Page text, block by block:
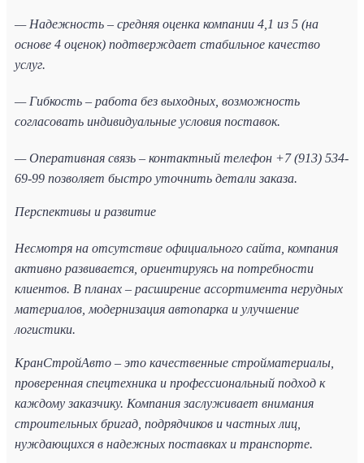
— Надежность – средняя оценка компании 4,1 из 5 (на
основе 4 оценок) подтверждает стабильное качество
услуг.
— Гибкость – работа без выходных, возможность
согласовать индивидуальные условия поставок.
— Оперативная связь – контактный телефон +7 (913) 534-
69-99 позволяет быстро уточнить детали заказа.
Перспективы и развитие
Несмотря на отсутствие официального сайта, компания
активно развивается, ориентируясь на потребности
клиентов. В планах – расширение ассортимента нерудных
материалов, модернизация автопарка и улучшение
логистики.
КранСтройАвто – это качественные стройматериалы,
проверенная спецтехника и профессиональный подход к
каждому заказчику. Компания заслуживает внимания
строительных бригад, подрядчиков и частных лиц,
нуждающихся в надежных поставках и транспорте.